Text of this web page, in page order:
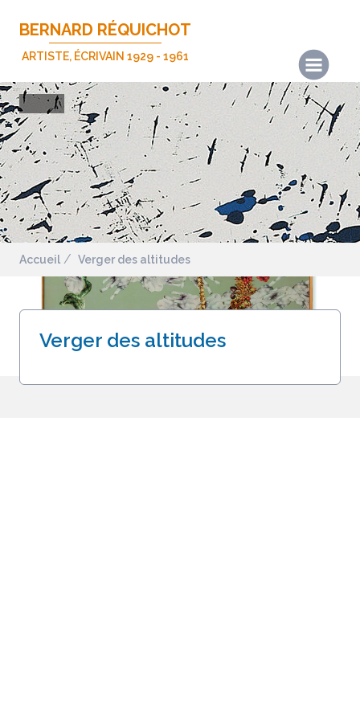
BERNARD RÉQUICHOT
ARTISTE, ÉCRIVAIN 1929 - 1961
Actualités
Les œuvres
Les écrits
Expositions
Publications
Biographie
Nous contacter
Accueil Verger des altitudes
Verger des altitudes